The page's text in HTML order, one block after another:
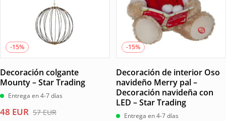
-15%
Decoración colgante
Mounty – Star Trading
Entrega en 4-7 días
57EUR
El
48 EUR
El
-15%
Decoración de interior Oso
navideño Merry pal –
Decoración navideña con
LED – Star Trading
Entrega en 4-7 días